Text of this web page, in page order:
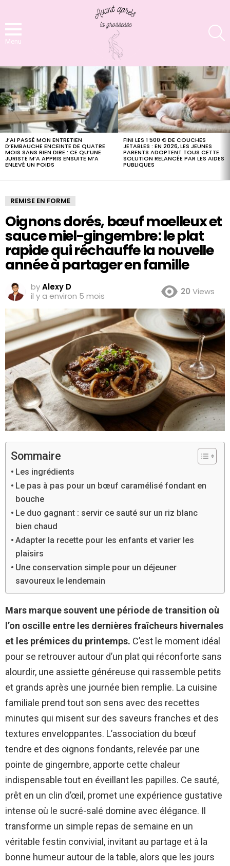
Menu
LATEST
STORIES
J’AI PASSÉ MON ENTRETIEN
D’EMBAUCHE ENCEINTE DE QUATRE
MOIS SANS RIEN DIRE : CE QU’UNE
JURISTE M’A APPRIS ENSUITE M’A
ENLEVÉ UN POIDS
FINI LES 1 500 € DE COUCHES
JETABLES : EN 2026, LES JEUNES
PARENTS ADOPTENT TOUS CETTE
SOLUTION RELANCÉE PAR LES AIDES
PUBLIQUES
REMISE EN FORME
Oignons dorés, bœuf moelleux et
sauce miel-gingembre : le plat
rapide qui réchauffe la nouvelle
année à partager en famille
byAlexy D
il y a environ 5 mois
20 Views
Sommaire
Les ingrédients
Le pas à pas pour un bœuf caramélisé fondant en
bouche
Le duo gagnant : servir ce sauté sur un riz blanc
bien chaud
Adapter la recette pour les enfants et varier les
plaisirs
Une conservation simple pour un déjeuner
savoureux le lendemain
Mars marque souvent une période de transition où
l’on oscille entre les dernières fraîcheurs hivernales
et les prémices du printemps. C’est le moment idéal
pour se retrouver autour d’un plat qui réconforte sans
alourdir, une assiette généreuse qui rassemble petits
et grands après une journée bien remplie. La cuisine
familiale prend tout son sens avec des recettes
minutes qui misent sur des saveurs franches et des
textures enveloppantes. L’association du bœuf
tendre et des oignons fondants, relevée par une
pointe de gingembre, apporte cette chaleur
indispensable tout en éveillant les papilles. Ce sauté,
prêt en un clin d’œil, promet une expérience gustative
intense où le sucré-salé domine avec élégance. Il
transforme un simple repas de semaine en un
véritable festin convivial, invitant au partage et à la
bonne humeur autour de la table, alors que les jours